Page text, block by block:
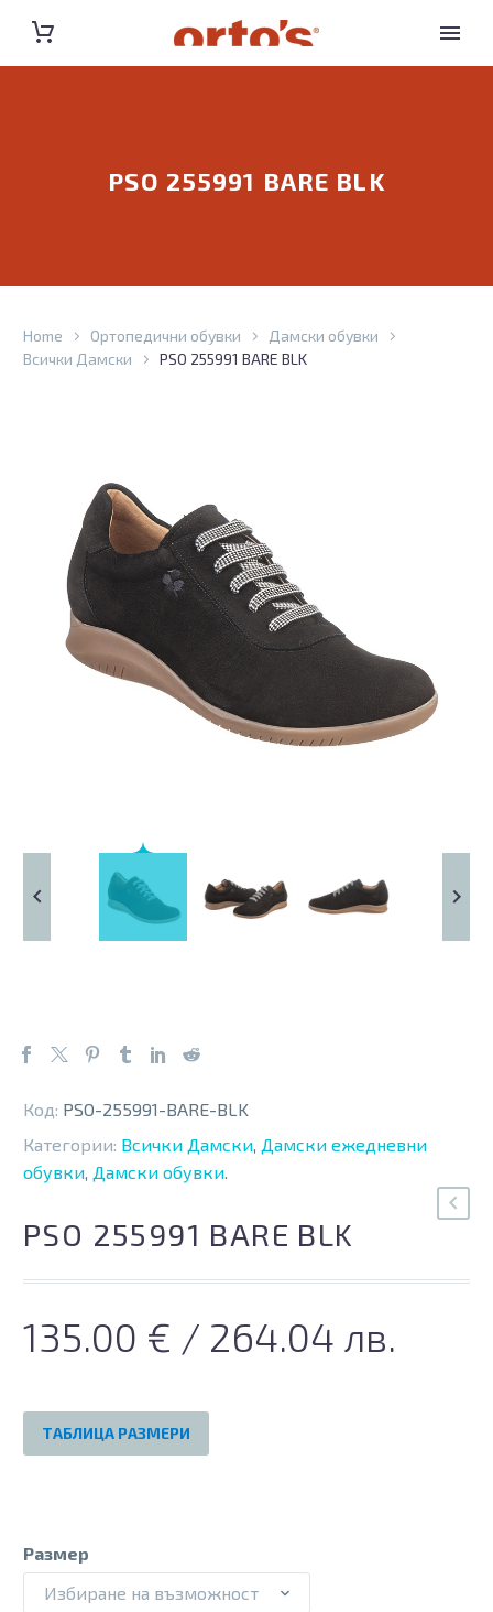
PSO 255991 BARE BLK
Home Ортопедични обувки
Дамски обувки
Всички Дамски
PSO 255991 BARE BLK
Код: PSO-255991-BARE-BLK
Категории: Всички Дамски, Дамски ежедневни
обувки, Дамски обувки.
PSO 255991 BARE BLK
135.00 € / 264.04 лв.
ТАБЛИЦА РАЗМЕРИ
Размер
Избиране на възможност